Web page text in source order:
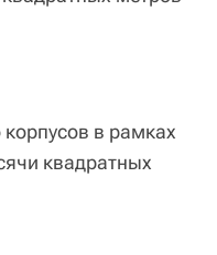
в рамках
квадратных